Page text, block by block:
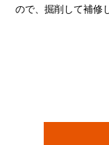
ので、掘削して補修